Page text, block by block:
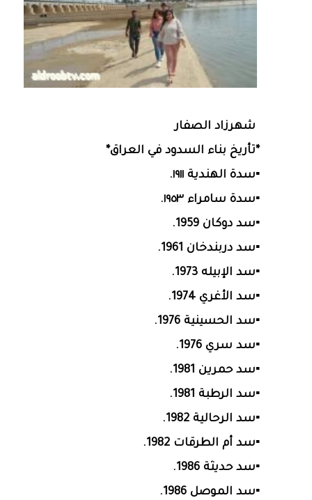
شهرزاد الصفار
*تأريخ بناء السدود في العراق*
▪️سدة الهندية ١٩١١.
▪️سدة سامراء ١٩٥٣.
▪سد دوكان 1959.
▪سد دربندخان 1961.
▪سد الإبيله 1973.
▪سد الأغري 1974.
▪سد الحسينية 1976.
▪سد سري 1976.
▪سد حمرين 1981.
▪سد الرطبة 1981.
▪سد الرحالية 1982.
▪سد أم الطرقات 1982.
▪سد حديثة 1986.
▪سد الموصل 1986.